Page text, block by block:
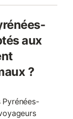
aux
?
Pyrénées-